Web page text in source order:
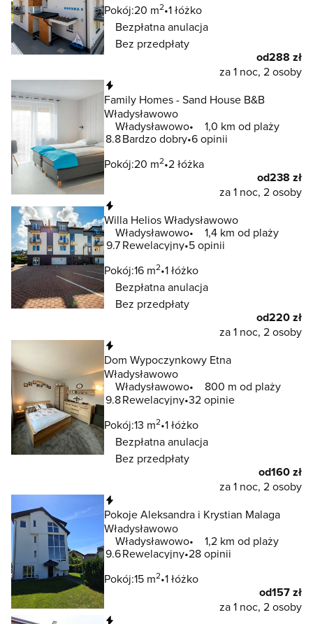
Pokój:20 m2 1 łóżko
Bezpłatna anulacja
Bez przedpłaty
od288 zł
za 1 noc, 2 osoby
Family Homes - Sand House B&B
Władysławowo
Władysławowo
1,0 km od plaży
8.8Bardzo dobry 6 opinii
Pokój:20 m2 2 łóżka
od238 zł
za 1 noc, 2 osoby
Willa Helios Władysławowo
Władysławowo
1,4 km od plaży
9.7Rewelacyjny 5 opinii
Pokój:16 m2 1 łóżko
Bezpłatna anulacja
Bez przedpłaty
od220 zł
za 1 noc, 2 osoby
Dom Wypoczynkowy Etna
Władysławowo
Władysławowo
800 m od plaży
9.8Rewelacyjny 32 opinie
Pokój:13 m2 1 łóżko
Bezpłatna anulacja
Bez przedpłaty
od160 zł
za 1 noc, 2 osoby
Pokoje Aleksandra i Krystian Malaga
Władysławowo
Władysławowo
1,2 km od plaży
9.6Rewelacyjny 28 opinii
Pokój:15 m2 1 łóżko
od157 zł
za 1 noc, 2 osoby